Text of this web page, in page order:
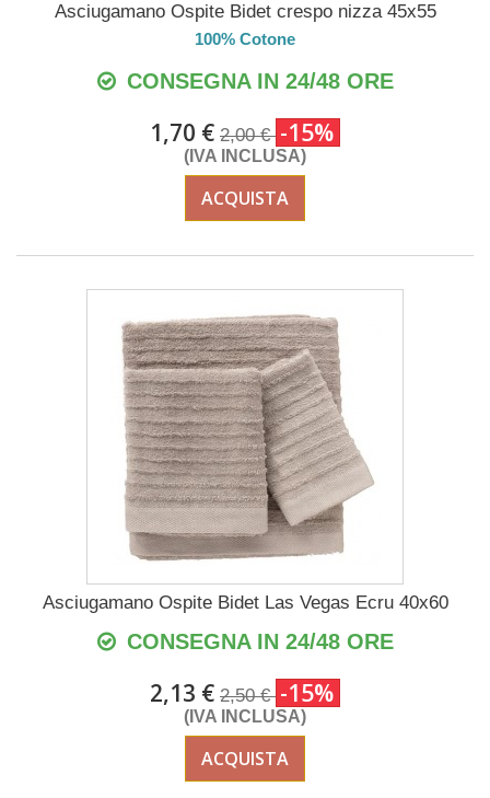
Asciugamano Ospite Bidet crespo nizza 45x55
100% Cotone
CONSEGNA IN 24/48 ORE
1,70 € 2,00 € -15%
(IVA INCLUSA)
ACQUISTA
Asciugamano Ospite Bidet Las Vegas Ecru 40x60
CONSEGNA IN 24/48 ORE
2,13 € 2,50 € -15%
(IVA INCLUSA)
ACQUISTA